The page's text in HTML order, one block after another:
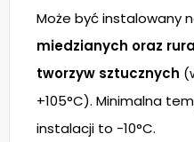
Może być instalowany
miedzianych oraz
tworzyw sztucznych
+105°C). Minimalna
instalacji to -10°C.